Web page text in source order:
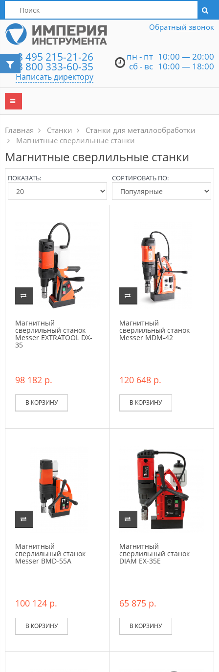
Написать директору
8 495 215-21-26
8 800 333-60-35
Написать директору
пн - пт 10:00 — 20:00
сб - вс 10:00 — 18:00
Обратный звонок
Главная Станки
Станки для металлообработки
Магнитные сверлильные станки
Магнитные сверлильные станки
СОРТИРОВАТЬ ПО:
ПОКАЗАТЬ:
Магнитный
сверлильный станок
Messer EXTRATOOL DX-
35
98 182 р.
В КОРЗИНУ
Магнитный
сверлильный станок
Messer MDM-42
120 648 р.
В КОРЗИНУ
Магнитный
сверлильный станок
Messer BMD-55A
100 124 р.
В КОРЗИНУ
Магнитный
сверлильный станок
DIAM EX-35E
65 875 р.
В КОРЗИНУ